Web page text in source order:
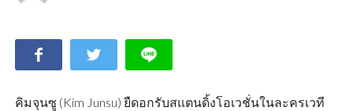
คิมจุนซู (Kim Junsu) ยืดอกรับสแตนดิ้งโอเวชั่นในละครเวที